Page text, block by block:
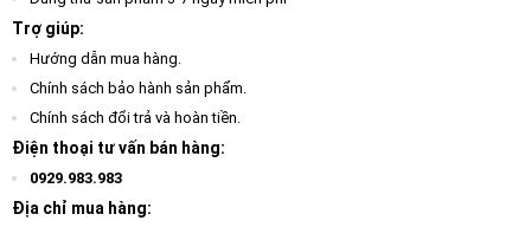
Trợ giúp:
Hướng dẫn mua hàng.
Chính sách bảo hành sản phẩm.
Chính sách đổi trả và hoàn tiền.
Điện thoại tư vấn bán hàng:
0929.983.983
Địa chỉ mua hàng: